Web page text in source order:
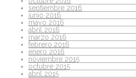
septiembre 2016
junio 2016
mayo 2016
abril 2016
marzo 2016
febrero 2016
enero 2016
noviembre 2015
octubre 2015
abril 2015